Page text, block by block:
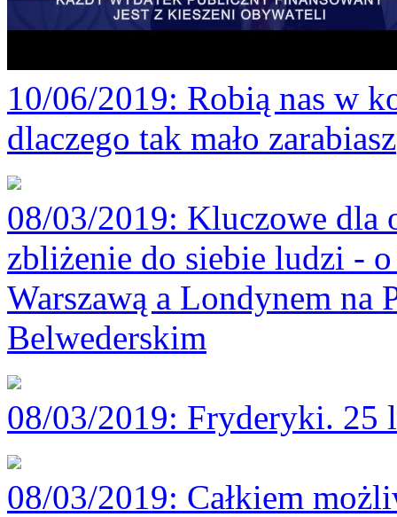
10/06/2019: Robią nas w
dlaczego tak mało zarabiasz
08/03/2019: Kluczowe dla
zbliżenie do siebie ludzi -
Warszawą a Londynem
Belwederskim
08/03/2019: Fryderyki. 25
08/03/2019: Całkiem